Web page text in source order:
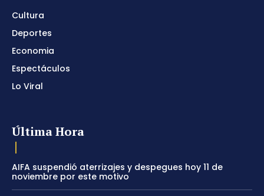
Cultura
Deportes
Economia
Espectáculos
Lo Viral
Última Hora
AIFA suspendió aterrizajes y despegues hoy 11 de
noviembre por este motivo